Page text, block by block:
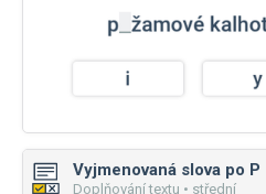
Vyjmenovaná slova po P
Doplňování textu • střední